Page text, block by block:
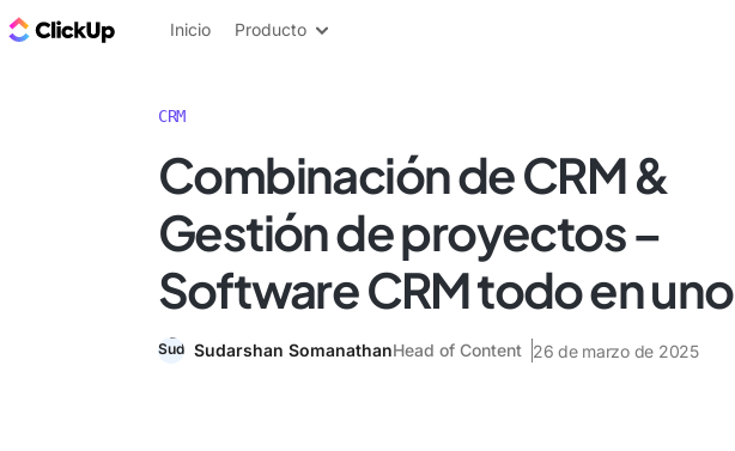
ClickUp Blog
Inicio Producto
CRM
Combinación de CRM &
Gestión de proyectos –
Software CRM todo en uno
Sudarshan SomanathanHead of Content 26 de marzo de 2025